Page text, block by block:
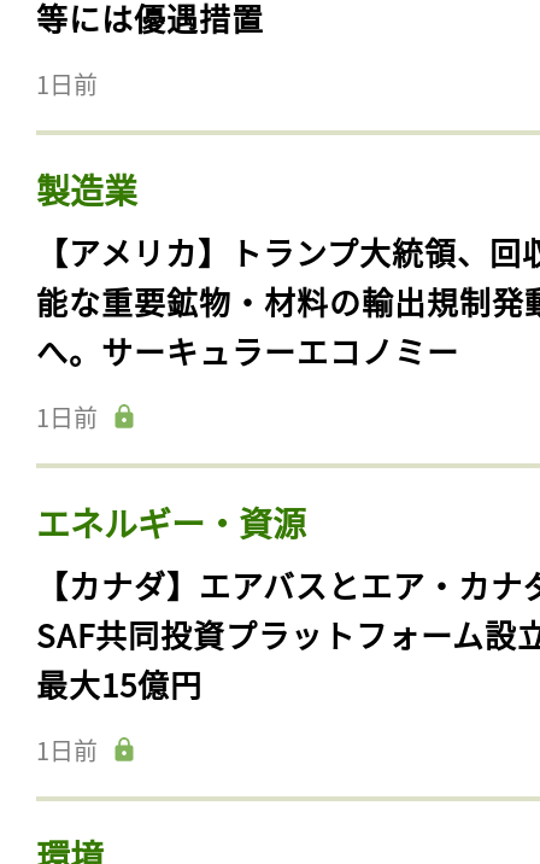
等には優遇措置
1日前
製造業
【アメリカ】トランプ大統領、回
能な重要鉱物・材料の輸出規制発
へ。サーキュラーエコノミー
1日前
エネルギー・資源
【カナダ】エアバスとエア・カナ
SAF共同投資プラットフォーム設
最大15億円
1日前